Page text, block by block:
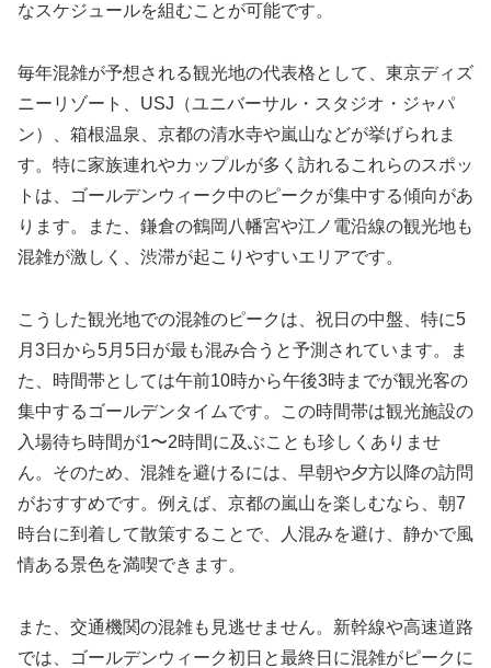
なスケジュールを組むことが可能です。
毎年混雑が予想される観光地の代表格として、東京ディズ
ニーリゾート、USJ（ユニバーサル・スタジオ・ジャパ
ン）、箱根温泉、京都の清水寺や嵐山などが挙げられま
す。特に家族連れやカップルが多く訪れるこれらのスポッ
トは、ゴールデンウィーク中のピークが集中する傾向があ
ります。また、鎌倉の鶴岡八幡宮や江ノ電沿線の観光地も
混雑が激しく、渋滞が起こりやすいエリアです。
こうした観光地での混雑のピークは、祝日の中盤、特に5
月3日から5月5日が最も混み合うと予測されています。ま
た、時間帯としては午前10時から午後3時までが観光客の
集中するゴールデンタイムです。この時間帯は観光施設の
入場待ち時間が1〜2時間に及ぶことも珍しくありませ
ん。そのため、混雑を避けるには、早朝や夕方以降の訪問
がおすすめです。例えば、京都の嵐山を楽しむなら、朝7
時台に到着して散策することで、人混みを避け、静かで風
情ある景色を満喫できます。
また、交通機関の混雑も見逃せません。新幹線や高速道路
では、ゴールデンウィーク初日と最終日に混雑がピークに